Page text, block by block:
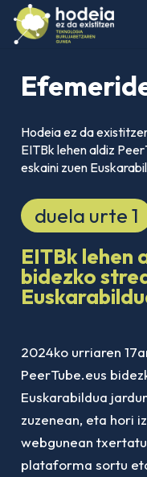
Hodeia ez da
EITBk lehen aldiz
eskaini zuen
duela urte 1
EITBk lehen
bidezko
2024ko urriaren
PeerTube.eus
Euskarabildua
zuzenean, eta hori
webgunean
plataforma sortu